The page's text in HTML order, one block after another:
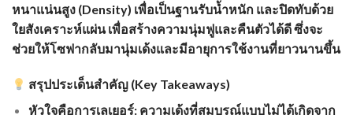
หนาแน่นสูง (Density) เพื่อเป็นฐานรับน้ำหนัก และปิดทับด้วย
ใยสังเคราะห์แผ่น เพื่อสร้างความนุ่มฟูและคืนตัวได้ดี ซึ่งจะ
ช่วยให้โซฟากลับมานุ่มเด้งและมีอายุการใช้งานที่ยาวนานขึ้น
สรุปประเด็นสำคัญ (Key Takeaways)
หัวใจคือการเลเยอร์: ความเด้งที่สมบูรณ์แบบไม่ได้เกิดจาก